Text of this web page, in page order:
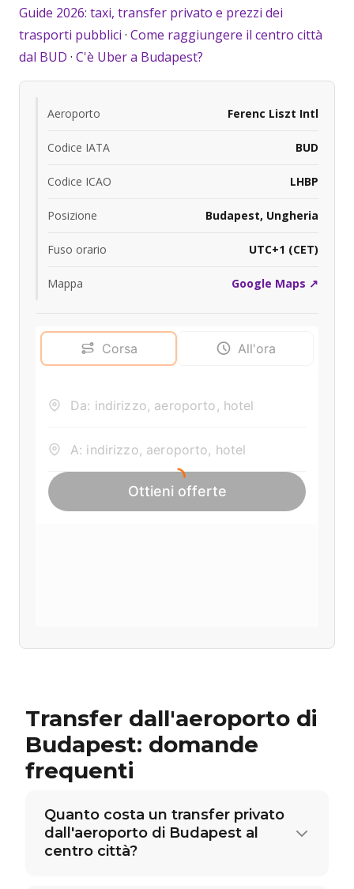
Guide 2026: taxi, transfer privato e prezzi dei
trasporti pubblici · Come raggiungere il centro città
dal BUD · C'è Uber a Budapest?
Aeroporto Ferenc Liszt Intl
Codice IATA BUD
Codice ICAO LHBP
Posizione Budapest, Ungheria
Fuso orario UTC+1 (CET)
Mappa Google Maps ↗
Transfer dall'aeroporto di
Budapest: domande
frequenti
Quanto costa un transfer privato
dall'aeroporto di Budapest al
centro città?